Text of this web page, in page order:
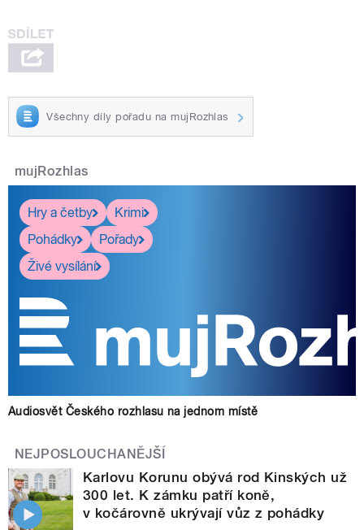
Všechny díly pořadu na mujRozhlas
mujRozhlas
Hry a četby
Krimi
Pohádky
Pořady
Živé vysílání
Audiosvět Českého rozhlasu na jednom místě
NEJPOSLOUCHANĚJŠÍ
Karlovu Korunu obývá rod Kinských už
300 let. K zámku patří koně,
v kočárovně ukrývají vůz z pohádky